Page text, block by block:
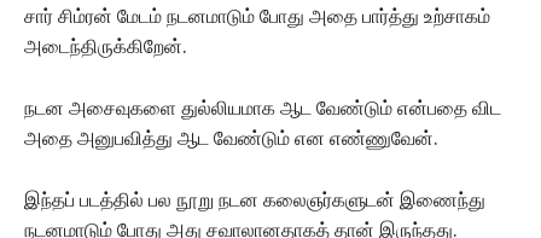
சார் சிம்ரன் மேடம் நடனமாடும் போது அதை பார்த்து உற்சாகம்
அடைந்திருக்கிறேன்.
நடன அசைவுகளை துல்லியமாக ஆட வேண்டும் என்பதை விட
அதை அனுபவித்து ஆட வேண்டும் என எண்ணுவேன்.
இந்தப் படத்தில் பல நூறு நடன கலைஞர்களுடன் இணைந்து
நடனமாடும் போது அது சவாலானதாகத் தான் இருந்தது.